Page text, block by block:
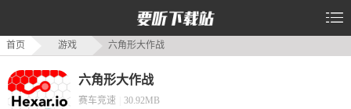
首页 游戏 六角形大作战
六角形大作战
赛车竞速
30.92MB